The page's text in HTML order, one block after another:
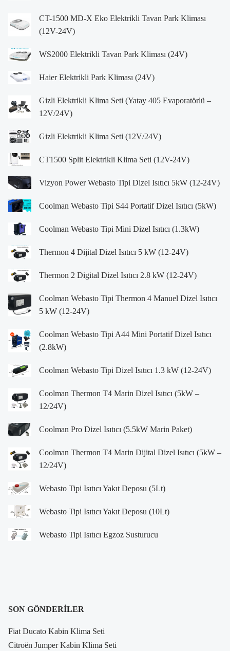
CT-1500 MD-X Eko Elektrikli Tavan Park Kliması
(12V-24V)
WS2000 Elektrikli Tavan Park Kliması (24V)
Haier Elektrikli Park Kliması (24V)
Gizli Elektrikli Klima Seti (Yatay 405 Evaporatörlü –
12V/24V)
Gizli Elektrikli Klima Seti (12V/24V)
CT1500 Split Elektrikli Klima Seti (12V-24V)
Vizyon Power Webasto Tipi Dizel Isıtıcı 5kW (12-24V)
Coolman Webasto Tipi S44 Portatif Dizel Isıtıcı (5kW)
Coolman Webasto Tipi Mini Dizel Isıtıcı (1.3kW)
Thermon 4 Dijital Dizel Isıtıcı 5 kW (12-24V)
Thermon 2 Digital Dizel Isıtıcı 2.8 kW (12-24V)
Coolman Webasto Tipi Thermon 4 Manuel Dizel Isıtıcı
5 kW (12-24V)
Coolman Webasto Tipi A44 Mini Portatif Dizel Isıtıcı
(2.8kW)
Coolman Webasto Tipi Dizel Isıtıcı 1.3 kW (12-24V)
Coolman Thermon T4 Marin Dizel Isıtıcı (5kW –
12/24V)
Coolman Pro Dizel Isıtıcı (5.5kW Marin Paket)
Coolman Thermon T4 Marin Dijital Dizel Isıtıcı (5kW –
12/24V)
Webasto Tipi Isıtıcı Yakıt Deposu (5Lt)
Webasto Tipi Isıtıcı Yakıt Deposu (10Lt)
Webasto Tipi Isıtıcı Egzoz Susturucu
SON GÖNDERILER
Fiat Ducato Kabin Klima Seti
Citroën Jumper Kabin Klima Seti